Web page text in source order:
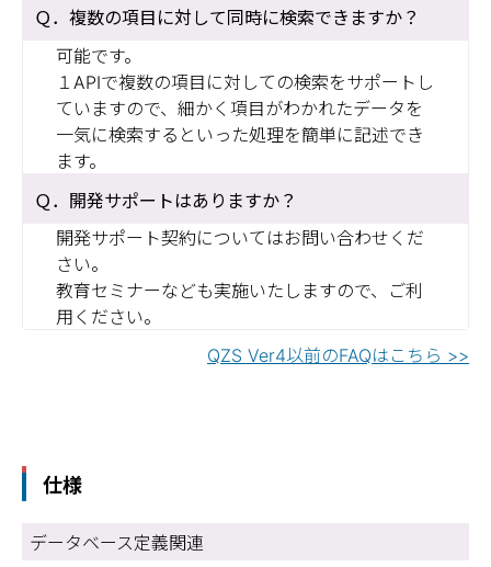
複数の項目に対して同時に検索できますか？
可能です。
１APIで複数の項目に対しての検索をサポートし
ていますので、細かく項目がわかれたデータを
一気に検索するといった処理を簡単に記述でき
ます。
開発サポートはありますか？
開発サポート契約についてはお問い合わせくだ
さい。
教育セミナーなども実施いたしますので、ご利
用ください。
QZS Ver4以前のFAQはこちら >>
仕様
データベース定義関連